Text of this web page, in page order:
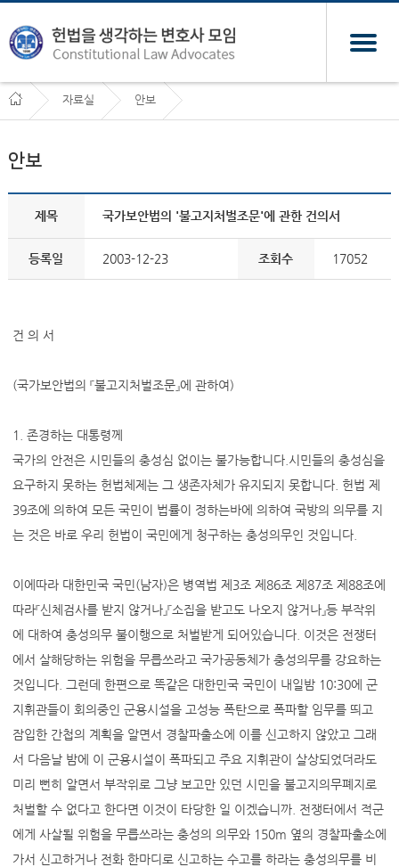
자료실 안보
안보
제목 국가보안법의 '불고지처벌조문'에 관한 건의서
등록일 2003-12-23 조회수 17052
건 의 서
(국가보안법의 『불고지처벌조문』에 관하여)
1. 존경하는 대통령께
국가의 안전은 시민들의 충성심 없이는 불가능합니다.시민들의 충성심을
요구하지 못하는 헌법체제는 그 생존자체가 유지되지 못합니다. 헌법 제
39조에 의하여 모든 국민이 법률이 정하는바에 의하여 국방의 의무를 지
는 것은 바로 우리 헌법이 국민에게 청구하는 충성의무인 것입니다.
이에따라 대한민국 국민(남자)은 병역법 제3조 제86조 제87조 제88조에
따라『신체검사를 받지 않거나』『소집을 받고도 나오지 않거나』등 부작위
에 대하여 충성의무 불이행으로 처벌받게 되어있습니다. 이것은 전쟁터
에서 살해당하는 위험을 무릅쓰라고 국가공동체가 충성의무를 강요하는
것입니다. 그런데 한편으로 똑같은 대한민국 국민이 내일밤 10:30에 군
지휘관들이 회의중인 군용시설을 고성능 폭탄으로 폭파할 임무를 띄고
잠입한 간첩의 계획을 알면서 경찰파출소에 이를 신고하지 않았고 그래
서 다음날 밤에 이 군용시설이 폭파되고 주요 지휘관이 살상되었더라도
미리 뻔히 알면서 부작위로 그냥 보고만 있던 시민을 불고지의무폐지로
처벌할 수 없다고 한다면 이것이 타당한 일 이겠습니까. 전쟁터에서 적군
에게 사살될 위험을 무릅쓰라는 충성의 의무와 150m 옆의 경찰파출소에
가서 신고하거나 전화 한마디로 신고하는 수고를 하라는 충성의무를 비